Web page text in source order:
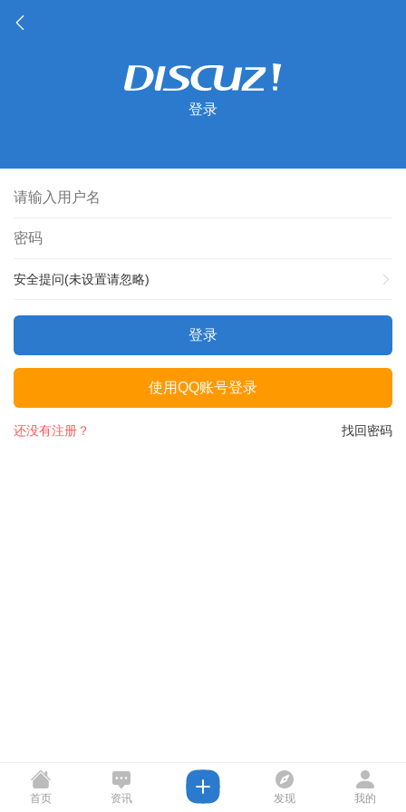
登录
安全提问(未设置请忽略)
登录
使用QQ账号登录
找回密码
还没有注册？
首页 资讯 发现 我的